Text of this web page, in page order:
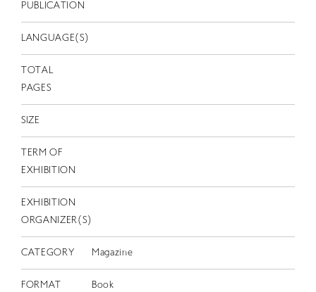
PUBLICATION
LANGUAGE(S)
TOTAL
PAGES
SIZE
TERM OF
EXHIBITION
EXHIBITION
ORGANIZER(S)
CATEGORY Magazine
FORMAT Book